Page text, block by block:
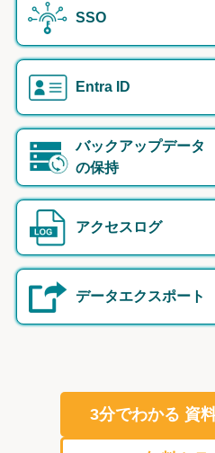
SSO
Entra ID
バックアップデータ
の保持
アクセスログ
データエクスポート
3分でわかる 資